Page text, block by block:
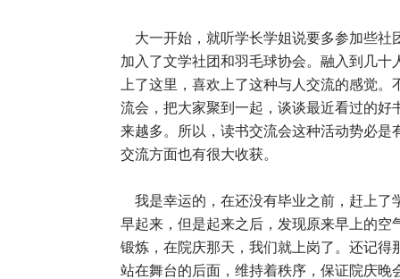
大一开始，就听学长学姐说要多参加些社
加入了文学社团和羽毛球协会。融入到几
上了这里，喜欢上了这种与人交流的感觉
流会，把大家聚到一起，谈谈最近看过的
来越多。所以，读书交流会这种活动势必
交流方面也有很大收获。
我是幸运的，在还没有毕业之前，赶上了
早起来，但是起来之后，发现原来早上的
锻炼，在院庆那天，我们就上岗了。还记
站在舞台的后面，维持着秩序，保证院庆